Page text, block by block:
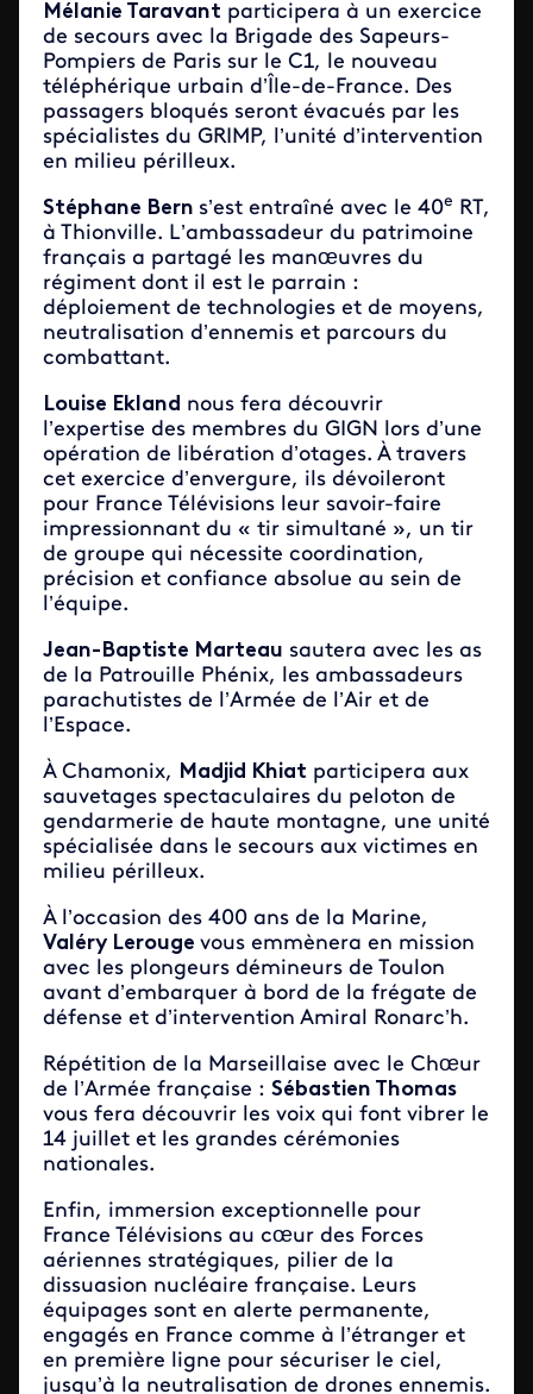
Mélanie Taravant participera à un exercice
de secours avec la Brigade des Sapeurs-
Pompiers de Paris sur le C1, le nouveau
téléphérique urbain d’Île-de-France. Des
passagers bloqués seront évacués par les
spécialistes du GRIMP, l’unité d’intervention
en milieu périlleux.
Stéphane Bern s’est entraîné avec le 40e RT,
à Thionville. L’ambassadeur du patrimoine
français a partagé les manœuvres du
régiment dont il est le parrain :
déploiement de technologies et de moyens,
neutralisation d’ennemis et parcours du
combattant.
Louise Ekland nous fera découvrir
l’expertise des membres du GIGN lors d’une
opération de libération d’otages. À travers
cet exercice d’envergure, ils dévoileront
pour France Télévisions leur savoir-faire
impressionnant du « tir simultané », un tir
de groupe qui nécessite coordination,
précision et confiance absolue au sein de
l’équipe.
Jean-Baptiste Marteau sautera avec les as
de la Patrouille Phénix, les ambassadeurs
parachutistes de l’Armée de l’Air et de
l’Espace.
À Chamonix, Madjid Khiat participera aux
sauvetages spectaculaires du peloton de
gendarmerie de haute montagne, une unité
spécialisée dans le secours aux victimes en
milieu périlleux.
À l’occasion des 400 ans de la Marine,
Valéry Lerouge vous emmènera en mission
avec les plongeurs démineurs de Toulon
avant d’embarquer à bord de la frégate de
défense et d’intervention Amiral Ronarc’h.
Répétition de la Marseillaise avec le Chœur
de l’Armée française : Sébastien Thomas
vous fera découvrir les voix qui font vibrer le
14 juillet et les grandes cérémonies
nationales.
Enfin, immersion exceptionnelle pour
France Télévisions au cœur des Forces
aériennes stratégiques, pilier de la
dissuasion nucléaire française. Leurs
équipages sont en alerte permanente,
engagés en France comme à l’étranger et
en première ligne pour sécuriser le ciel,
jusqu’à la neutralisation de drones ennemis.